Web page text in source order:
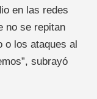
en las redes
no se repitan
o los ataques al
subrayó